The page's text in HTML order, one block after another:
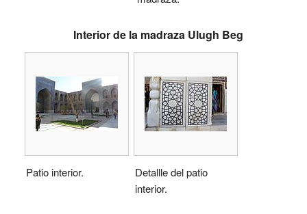
Interior de la madraza Ulugh Beg
Patio interior.
Detallle del patio
interior.